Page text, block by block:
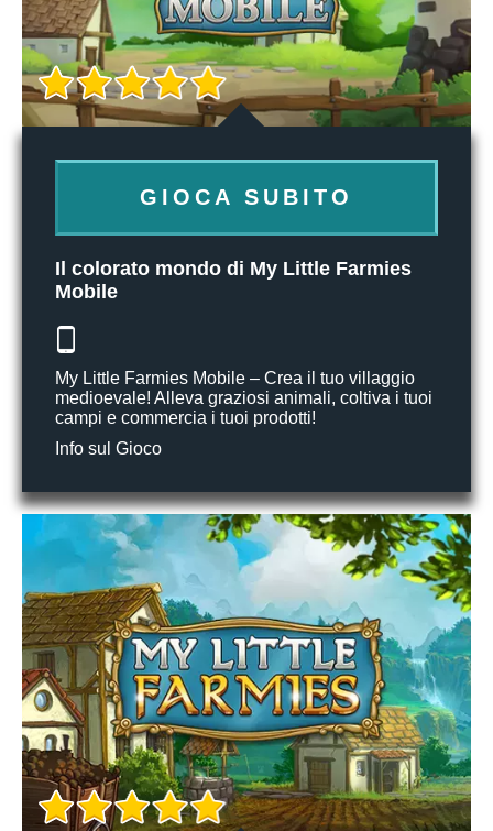
GIOCA SUBITO
Il colorato mondo di My Little Farmies
Mobile
My Little Farmies Mobile – Crea il tuo villaggio
medioevale! Alleva graziosi animali, coltiva i tuoi
campi e commercia i tuoi prodotti!
Info sul Gioco